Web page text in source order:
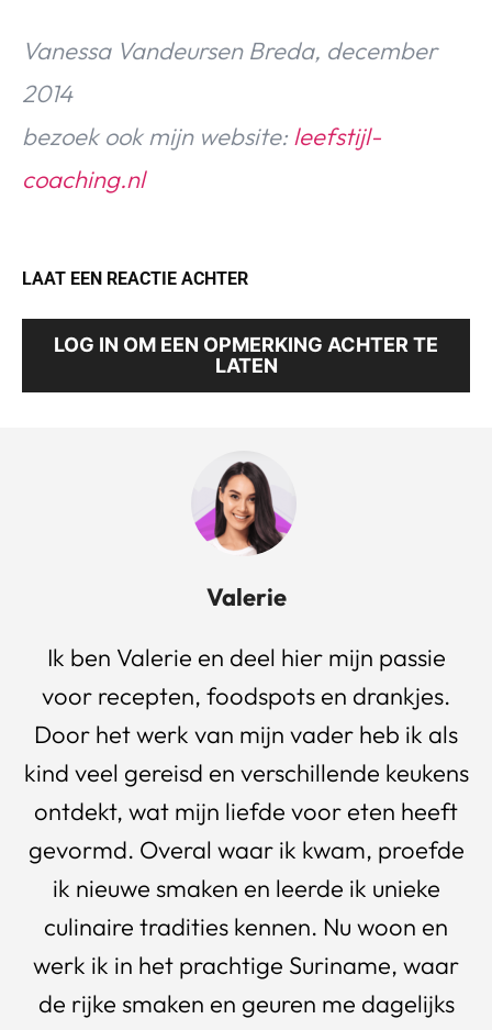
Vanessa Vandeursen Breda, december
2014
bezoek ook mijn website: leefstijl-
coaching.nl
LAAT EEN REACTIE ACHTER
LOG IN OM EEN OPMERKING ACHTER TE
LATEN
Valerie
Ik ben Valerie en deel hier mijn passie
voor recepten, foodspots en drankjes.
Door het werk van mijn vader heb ik als
kind veel gereisd en verschillende keukens
ontdekt, wat mijn liefde voor eten heeft
gevormd. Overal waar ik kwam, proefde
ik nieuwe smaken en leerde ik unieke
culinaire tradities kennen. Nu woon en
werk ik in het prachtige Suriname, waar
de rijke smaken en geuren me dagelijks